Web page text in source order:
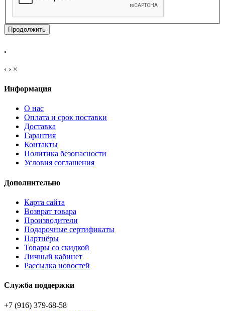
Продолжить
.
‹ › ×
Информация
О нас
Оплата и срок поставки
Доставка
Гарантия
Контакты
Политика безопасности
Условия соглашения
Дополнительно
Карта сайта
Возврат товара
Производители
Подарочные сертификаты
Партнёры
Товары со скидкой
Личный кабинет
Рассылка новостей
Служба поддержки
+7 (916) 379-68-58